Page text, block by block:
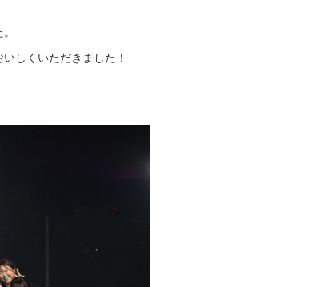
しくいただきました！